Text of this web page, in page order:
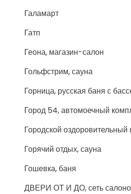
Галамарт
Гатп
Геона, магазин-салон
Гольфстрим, сауна
Горница, русская баня с
Город 54, автомоечный
Городской
Горячий отдых, сауна
Гошевка, баня
ДВЕРИ ОТ И ДО, сеть